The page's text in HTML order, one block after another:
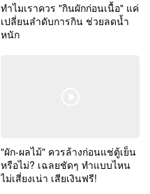
ทำไมเราควร "กินผักก่อนเนื้อ" แค่
เปลี่ยนลำดับการกิน ช่วยลดน้ำ
หนัก
"ผัก-ผลไม้" ควรล้างก่อนแช่ตู้เย็น
หรือไม่? เฉลยชัดๆ ทำแบบไหน
ไม่เสี่ยงเน่า เสียเงินฟรี!